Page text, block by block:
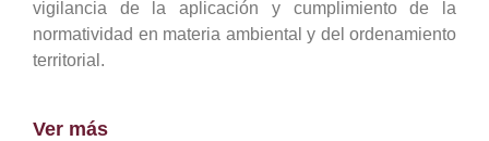
vigilancia de la aplicación y cumplimiento de la
normatividad en materia ambiental y del ordenamiento
territorial.
Ver más